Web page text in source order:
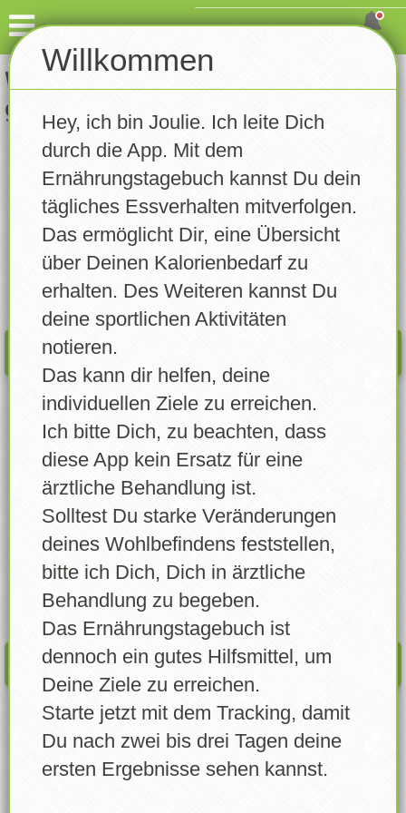
Dashboard
Gewicht notieren
Aktivität notieren
Tagebuch
Rezepte
Statistik
Trainingsplan
Erinnerungen
Lebensmittel erstellen
Eigene Lebensmittel
Errungenschaften
Login
Account freigeben
News
Profil
Info / Über
Welches Lebensmittel hast Du
gegessen?
06.08.2026
Kalorien: 0/0
WAS PASST NOCH REIN?
Lebensmittel wählen
4-Korn Fruchtjoghurt
Menge
EINTRAGEN
Willkommen
Hey, ich bin Joulie. Ich leite Dich
durch die App. Mit dem
Ernährungstagebuch kannst Du dein
tägliches Essverhalten mitverfolgen.
Das ermöglicht Dir, eine Übersicht
über Deinen Kalorienbedarf zu
erhalten. Des Weiteren kannst Du
deine sportlichen Aktivitäten
notieren.
Das kann dir helfen, deine
individuellen Ziele zu erreichen.
Ich bitte Dich, zu beachten, dass
diese App kein Ersatz für eine
ärztliche Behandlung ist.
Solltest Du starke Veränderungen
deines Wohlbefindens feststellen,
bitte ich Dich, Dich in ärztliche
Behandlung zu begeben.
Das Ernährungstagebuch ist
dennoch ein gutes Hilfsmittel, um
Deine Ziele zu erreichen.
Starte jetzt mit dem Tracking, damit
Du nach zwei bis drei Tagen deine
ersten Ergebnisse sehen kannst.